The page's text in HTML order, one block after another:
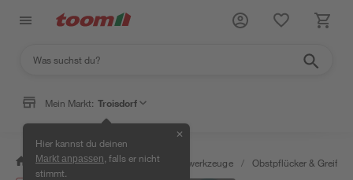
Mein Markt: Troisdorf
Hier kannst du deinen
Markt anpassen , falls er nicht
stimmt.
✕
/ Garten & Freizeit / Gartenhandwerkzeuge / Obstpflücker &